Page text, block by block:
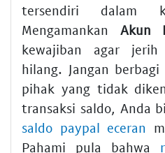
tersendiri dalam
Mengamankan Akun
kewajiban agar
hilang. Jangan
pihak yang tidak
transaksi saldo, Anda
saldo paypal eceran
Pahami pula bahwa